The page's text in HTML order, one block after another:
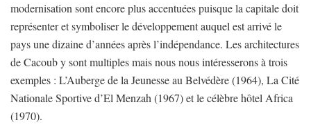
modernisation sont encore plus accentuées puisque la capitale doit
représenter et symboliser le développement auquel est arrivé le
pays une dizaine d’années après l’indépendance. Les architectures
de Cacoub y sont multiples mais nous nous intéresserons à trois
exemples : L’Auberge de la Jeunesse au Belvédère (1964), La Cité
Nationale Sportive d’El Menzah (1967) et le célèbre hôtel Africa
(1970).